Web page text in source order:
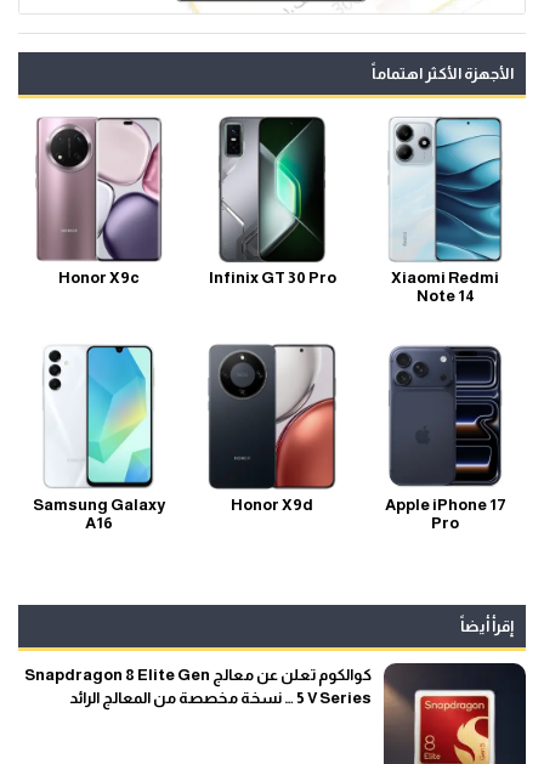
الأجهزة الأكثر اهتماماً
Xiaomi Redmi
Note 14
Infinix GT 30 Pro
Honor X9c
Apple iPhone 17
Pro
Honor X9d
Samsung Galaxy
A16
إقرأ أيضاً
كوالكوم تعلن عن معالج Snapdragon 8 Elite Gen
5 V Series … نسخة مخصصة من المعالج الرائد